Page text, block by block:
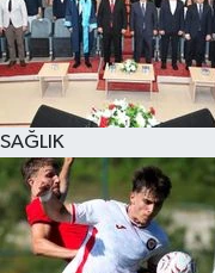
SAĞLIK
KÜLTÜR SANAT
MAGAZİN
SAĞLIK
SİYASET